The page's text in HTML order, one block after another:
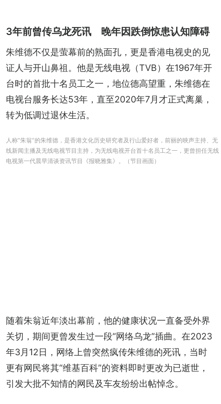
3年前曾传乌龙死讯 晚年因跌倒惊患认知障碍
朱维德不仅是萤幕前的熟面孔，更是香港电视史的见
证人与开山鼻祖。他是无线电视（TVB）在1967年开
台时的首批十名员工之一，地位德高望重，朱维德在
电视台服务长达53年，直至2020年7月才正式离巢，
转为低调过退休生活。
人称“朱翁”的朱维德，是香港文化历史研究者及行山爱好者，前丽的映声主持、无
线新闻主播及无线电视节目主持，为无线电视开台首十名员工之一，更曾担任无线
电视第一代晨早清谈资讯节目《报晓雅集》。（节目画面）
随着朱翁近年淡出幕前，他的健康状况一直备受外界
关切，期间更曾发生过一段“网络乌龙”插曲。在2023
年3月12日，网络上曾突然疯传朱维德的死讯，当时
更有网民将其“维基百科”的资料即时更改为已逝世，
引发大批不知情的网民及车友纷纷出帖悼念。